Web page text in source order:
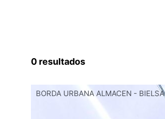
0 resultados
BORDA URBANA ALMACEN - BIELSA
Página
Página
Página
Página